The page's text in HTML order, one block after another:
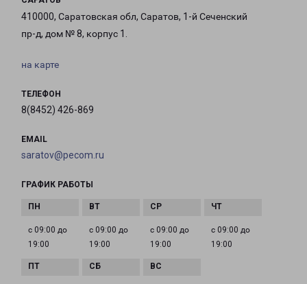
410000, Саратовская обл, Саратов, 1-й Сеченский
пр-д, дом № 8, корпус 1.
на карте
ТЕЛЕФОН
8(8452) 426-869
EMAIL
saratov@pecom.ru
ГРАФИК РАБОТЫ
с 09:00 до
19:00
с 09:00 до
19:00
с 09:00 до
19:00
с 09:00 до
19:00